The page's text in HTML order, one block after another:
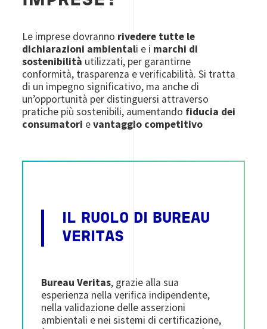
Le imprese dovranno rivedere tutte le
dichiarazioni ambientali e i marchi di
sostenibilità utilizzati, per garantirne
conformità, trasparenza e verificabilità. Si tratta
di un impegno significativo, ma anche di
un’opportunità per distinguersi attraverso
pratiche più sostenibili, aumentando fiducia dei
consumatori evantaggio competitivo
IL RUOLO DI BUREAU
VERITAS
Bureau Veritas, grazie alla sua
esperienza nella verifica indipendente,
nella validazione delle asserzioni
ambientali e nei sistemi di certificazione,